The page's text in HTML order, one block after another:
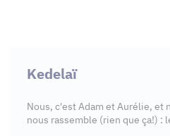
Kedelaï
Nous, c'est Adam et Aurélie, et
nous rassemble (rien que ça!) :